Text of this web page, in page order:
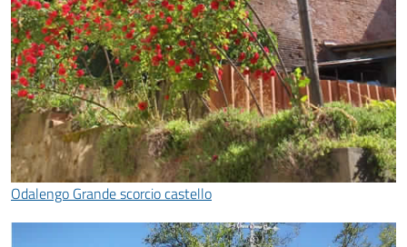
Odalengo Grande scorcio castello